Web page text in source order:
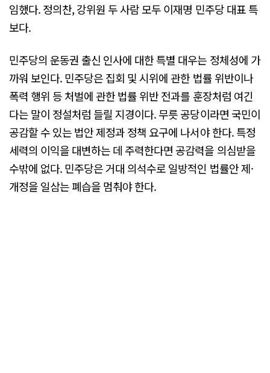
임했다. 정의찬, 강위원 두 사람 모두 이재명 민주당 대표 특
보다.
민주당의 운동권 출신 인사에 대한 특별 대우는 정체성에 가
까워 보인다. 민주당은 집회 및 시위에 관한 법률 위반이나
폭력 행위 등 처벌에 관한 법률 위반 전과를 훈장처럼 여긴
다는 말이 정설처럼 들릴 지경이다. 무릇 공당이라면 국민이
공감할 수 있는 법안 제정과 정책 요구에 나서야 한다. 특정
세력의 이익을 대변하는 데 주력한다면 공감력을 의심받을
수밖에 없다. 민주당은 거대 의석수로 일방적인 법률안 제·
개정을 일삼는 폐습을 멈춰야 한다.